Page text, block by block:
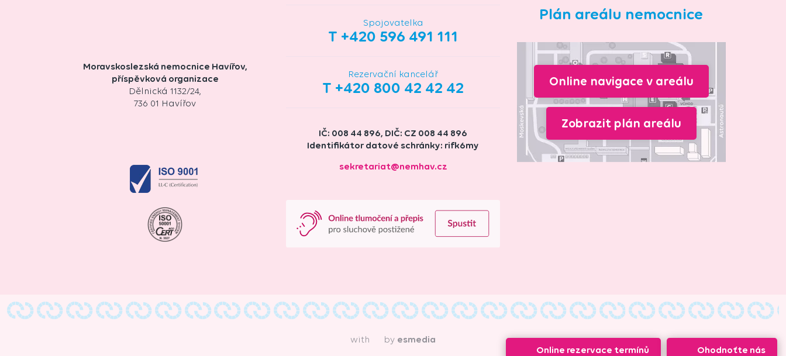
Moravskoslezská nemocnice Havířov,
příspěvková organizace
Dělnická 1132/24,
736 01 Havířov
Spojovatelka
T +420 596 491 111
Rezervační kancelář
T +420 800 42 42 42
IČ: 008 44 896, DIČ: CZ 008 44 896
Identifikátor datové schránky: rifk6my
sekretariat@nemhav.cz
Plán areálu nemocnice
Online navigace v areálu
Zobrazit plán areálu
with by esmedia
Online rezervace termínů
Ohodnoťte nás